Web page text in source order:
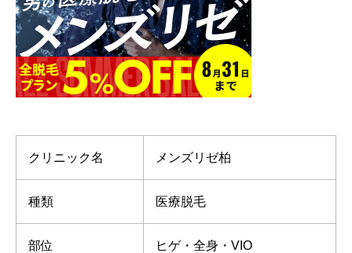
クリニック名 メンズリゼ柏
種類 医療脱毛
部位 ヒゲ・全身・VIO